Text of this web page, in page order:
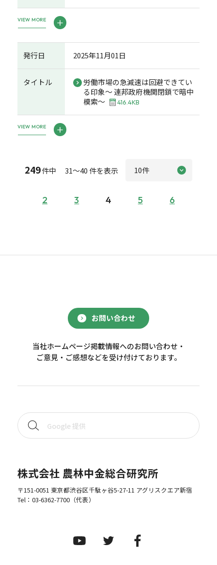
VIEW MORE
発行日 2025年11月01日
タイトル
労働市場の急減速は回避できてい
る印象～ 連邦政府機関閉鎖で暗中
模索～
416.4KB
VIEW MORE
249件中 31～40 件を表示
2 3 4 5 6
お問い合わせ
当社ホームページ掲載情報へのお問い合わせ・
ご意見・ご感想などを受け付けております。
株式会社 農林中金総合研究所
〒151-0051 東京都渋谷区千駄ヶ谷5-27-11 アグリスクエア新宿
Tel： 03-6362-7700（代表）